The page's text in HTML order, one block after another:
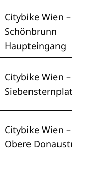
Citybike Wien –
Schönbrunn
Haupteingang
Citybike Wien –
Siebensternplatz
Citybike Wien –
Obere